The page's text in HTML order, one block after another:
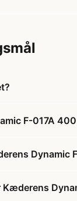
F-017A 400
Dynamic